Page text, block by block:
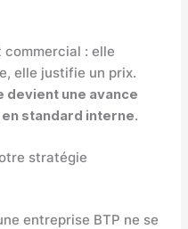
: elle
elle justifie un prix.
devient une avance
standard interne.
stratégie
entreprise BTP ne se